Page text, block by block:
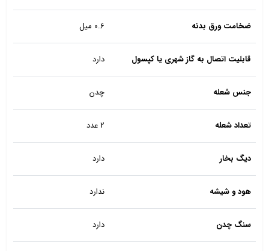
ضخامت ورق بدنه 0.6 میل
قابلیت اتصال به گاز شهری یا کپسول دارد
جنس شعله چدن
تعداد شعله 2 عدد
دیگ بخار دارد
هود و شیشه ندارد
سنگ چدن دارد